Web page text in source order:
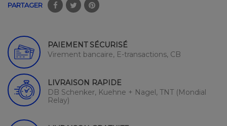
PARTAGER
PAIEMENT SÉCURISÉ
Virement bancaire, E-transactions, CB
LIVRAISON RAPIDE
DB Schenker, Kuehne + Nagel, TNT (Mondial
Relay)